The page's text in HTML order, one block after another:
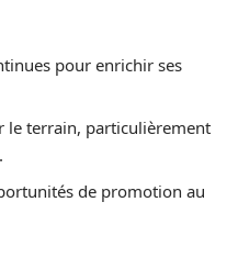
pour enrichir ses
le terrain, particulièrement
de promotion au